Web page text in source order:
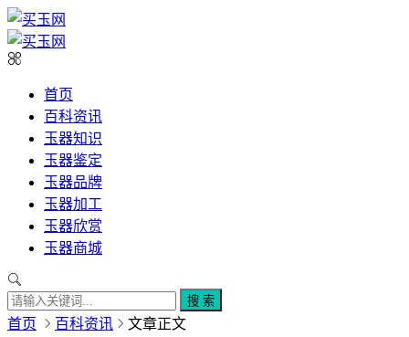
首页
百科资讯
玉器知识
玉器鉴定
玉器品牌
玉器加工
玉器欣赏
玉器商城
搜 索
首页 百科资讯 文章正文